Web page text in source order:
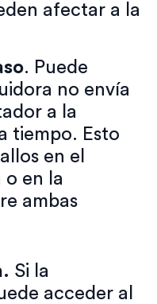
afectar a la
. Puede
no envía
a la
tiempo. Esto
en el
o en la
ambas
Si la
acceder al